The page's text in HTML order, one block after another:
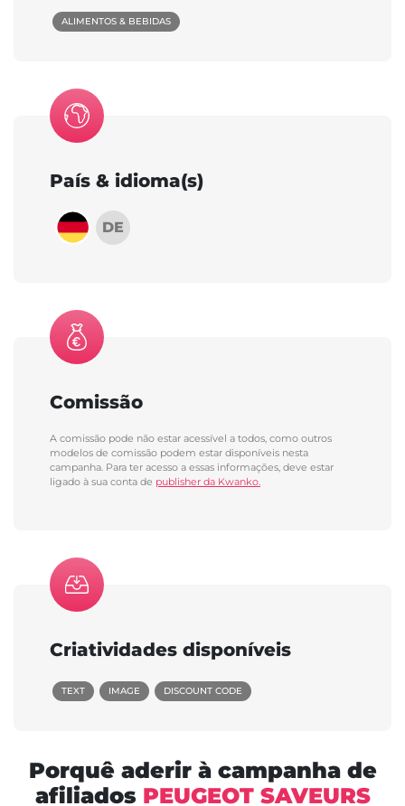
ALIMENTOS & BEBIDAS
País & idioma(s)
DE
Comissão
A comissão pode não estar acessível a todos, como outros
modelos de comissão podem estar disponíveis nesta
campanha. Para ter acesso a essas informações, deve estar
ligado à sua conta de publisher da Kwanko.
Criatividades disponíveis
TEXT IMAGE DISCOUNT CODE
Porquê aderir à campanha de
afiliados PEUGEOT SAVEURS